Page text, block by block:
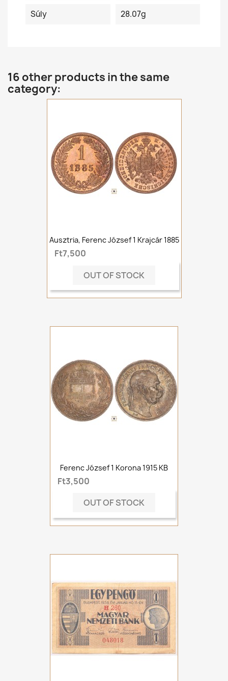
Súly 28.07g
16 other products in the same
category:
Ausztria, Ferenc József 1 Krajcár 1885
Ft7,500
OUT OF STOCK
Ferenc József 1 Korona 1915 KB
Ft3,500
OUT OF STOCK